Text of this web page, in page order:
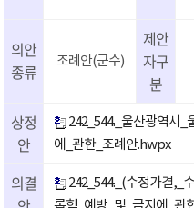
의안
종류
조례안(군수)
제안
자구
분
상정
안
242_544._울산광역시_
에_관한_조례안.hwpx
의결
242_544._(수정가결,_